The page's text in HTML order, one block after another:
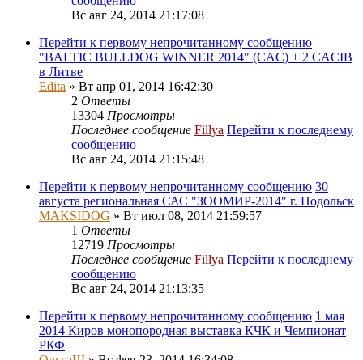
Вс авг 24, 2014 21:17:08
Перейти к первому непрочитанному сообщению
"BALTIC BULLDOG WINNER 2014" (CAC) + 2 СACIB
в Литве
Edita » Вт апр 01, 2014 16:42:30
2 Ответы
13304 Просмотры
Последнее сообщение Fillya Перейти к последнему
сообщению
Вс авг 24, 2014 21:15:48
Перейти к первому непрочитанному сообщению 30
августа региональная САС "ЗООМИР-2014" г. Подольск
MAKSIDOG » Вт июл 08, 2014 21:59:57
1 Ответы
12719 Просмотры
Последнее сообщение Fillya Перейти к последнему
сообщению
Вс авг 24, 2014 21:13:35
Перейти к первому непрочитанному сообщению 1 мая
2014 Киров монопородная выставка КЧК и Чемпионат
РКФ